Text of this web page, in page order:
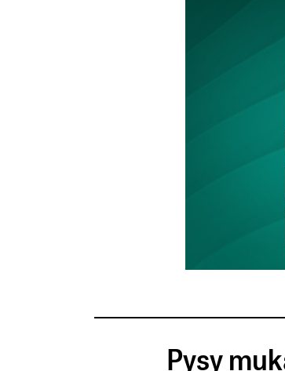
Tilaa SalkunRakentajan
Pysy